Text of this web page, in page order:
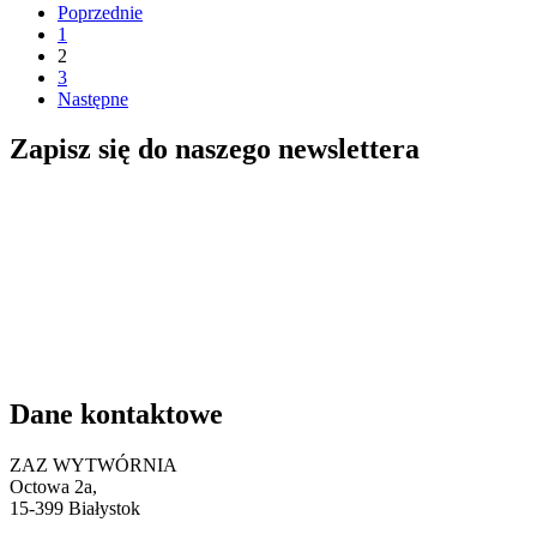
Poprzednie
1
2
3
Następne
Zapisz się do naszego newslettera
Dane kontaktowe
ZAZ WYTWÓRNIA
Octowa 2a,
15-399 Białystok